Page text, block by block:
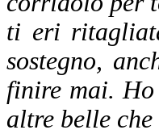
ti eri
sostegno,
finire mai.
altre belle